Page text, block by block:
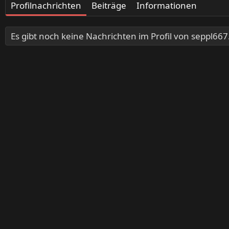
Profilnachrichten Beiträge Informationen
Es gibt noch keine Nachrichten im Profil von